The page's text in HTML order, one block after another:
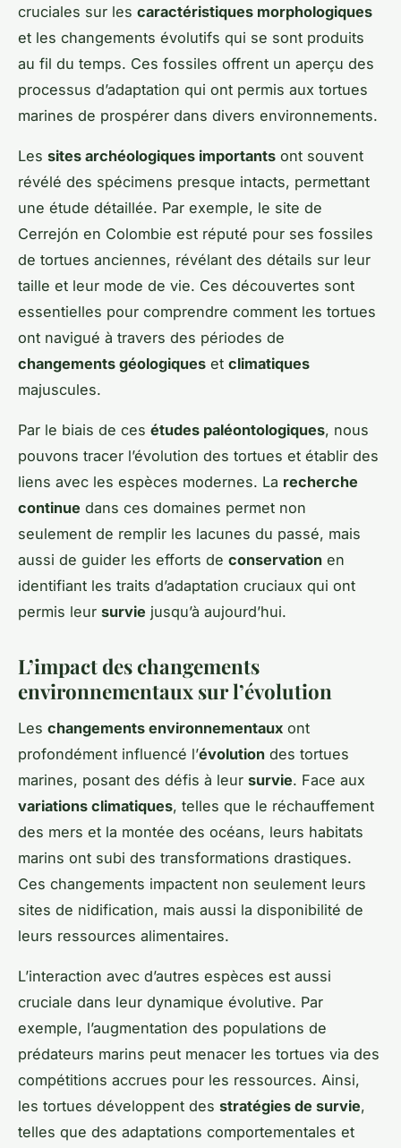
cruciales sur les caractéristiques morphologiques
et les changements évolutifs qui se sont produits
au fil du temps. Ces fossiles offrent un aperçu des
processus d’adaptation qui ont permis aux tortues
marines de prospérer dans divers environnements.
Les sites archéologiques importants ont souvent
révélé des spécimens presque intacts, permettant
une étude détaillée. Par exemple, le site de
Cerrejón en Colombie est réputé pour ses fossiles
de tortues anciennes, révélant des détails sur leur
taille et leur mode de vie. Ces découvertes sont
essentielles pour comprendre comment les tortues
ont navigué à travers des périodes de
changements géologiques et climatiques
majuscules.
Par le biais de ces études paléontologiques, nous
pouvons tracer l’évolution des tortues et établir des
liens avec les espèces modernes. La recherche
continue dans ces domaines permet non
seulement de remplir les lacunes du passé, mais
aussi de guider les efforts de conservation en
identifiant les traits d’adaptation cruciaux qui ont
permis leur survie jusqu’à aujourd’hui.
L’impact des changements
environnementaux sur l’évolution
Les changements environnementaux ont
profondément influencé l’évolution des tortues
marines, posant des défis à leur survie. Face aux
variations climatiques, telles que le réchauffement
des mers et la montée des océans, leurs habitats
marins ont subi des transformations drastiques.
Ces changements impactent non seulement leurs
sites de nidification, mais aussi la disponibilité de
leurs ressources alimentaires.
L’interaction avec d’autres espèces est aussi
cruciale dans leur dynamique évolutive. Par
exemple, l’augmentation des populations de
prédateurs marins peut menacer les tortues via des
compétitions accrues pour les ressources. Ainsi,
les tortues développent des stratégies de survie,
telles que des adaptations comportementales et